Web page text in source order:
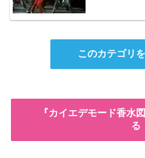
このカテゴリ
『カイエデモード香水
る